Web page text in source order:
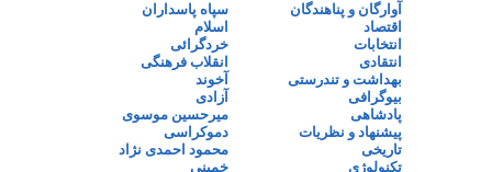
آوارگان و پناهندگان
اقتصاد
انتخابات
انتقادی
بهداشت و تندرستی
بیوگرافی
پادشاهی
پیشنهاد و نظریات
تاریخی
تکنولوژی
سپاه پاسداران
اسلام
خردگرائی
انقلاب فرهنگی
آخوند
آزادی
میرحسین موسوی
دموکراسی
محمود احمدی نژاد
خمینی